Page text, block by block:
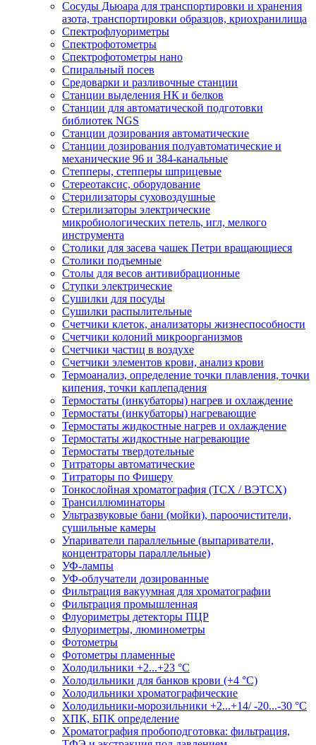
Сосуды Дьюара для транспортировки и хранения
азота, транспортировки образцов, криохранилища
Спектрофлуориметры
Спектрофотометры
Спектрофотометры нано
Спиральный посев
Средоварки и разливочные станции
Станции выделения НК и белков
Станции для автоматической подготовки
библиотек NGS
Станции дозирования автоматические
Станции дозирования полуавтоматические и
механические 96 и 384-канальные
Степперы, степперы шприцевые
Стереотаксис, оборудование
Стерилизаторы суховоздушные
Стерилизаторы электрические
микробиологических петель, игл, мелкого
инструмента
Столики для засева чашек Петри вращающиеся
Столики подъемные
Столы для весов антивибрационные
Ступки электрические
Сушилки для посуды
Сушилки распылительные
Счетчики клеток, анализаторы жизнеспособности
Счетчики колоний микроорганизмов
Счетчики частиц в воздухе
Счетчики элементов крови, анализ крови
Термоанализ, определение точки плавления, точки
кипения, точки каплепадения
Термостаты (инкубаторы) нагрев и охлаждение
Термостаты (инкубаторы) нагревающие
Термостаты жидкостные нагрев и охлаждение
Термостаты жидкостные нагревающие
Термостаты твердотельные
Титраторы автоматические
Титраторы по Фишеру
Тонкослойная хроматография (ТСХ / ВЭТСХ)
Трансиллюминаторы
Ультразвуковые бани (мойки), пароочистители,
сушильные камеры
Упариватели параллельные (выпариватели,
концентраторы параллельные)
УФ-лампы
УФ-облучатели дозированные
Фильтрация вакуумная для хроматографии
Фильтрация промышленная
Флуориметры детекторы ПЦР
Флуориметры, люминометры
Фотометры
Фотометры пламенные
Холодильники +2...+23 °С
Холодильники для банков крови (+4 °С)
Холодильники хроматографические
Холодильники-морозильники +2...+14/ -20...-30 °C
ХПК, БПК определение
Хроматография пробоподготовка: фильтрация,